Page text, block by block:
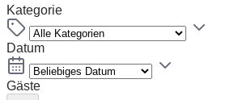
Kategorie
Datum
Gäste